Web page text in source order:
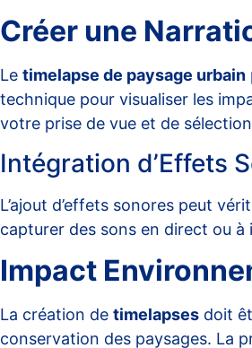
Créer une
Le timelapse de paysage urbain
technique pour visualiser les
votre prise de vue et de
Intégration d’Effets
L’ajout d’effets sonores peut
capturer des sons en direct ou à
Impact
La création de timelapses doit
conservation des paysages. La